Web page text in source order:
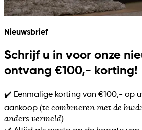
Nieuwsbrief
Schrijf u in voor onze
ontvang €100,- korting!
✔️ Eenmalige korting van €100,- op
aankoop (te combineren met de
anders vermeld)